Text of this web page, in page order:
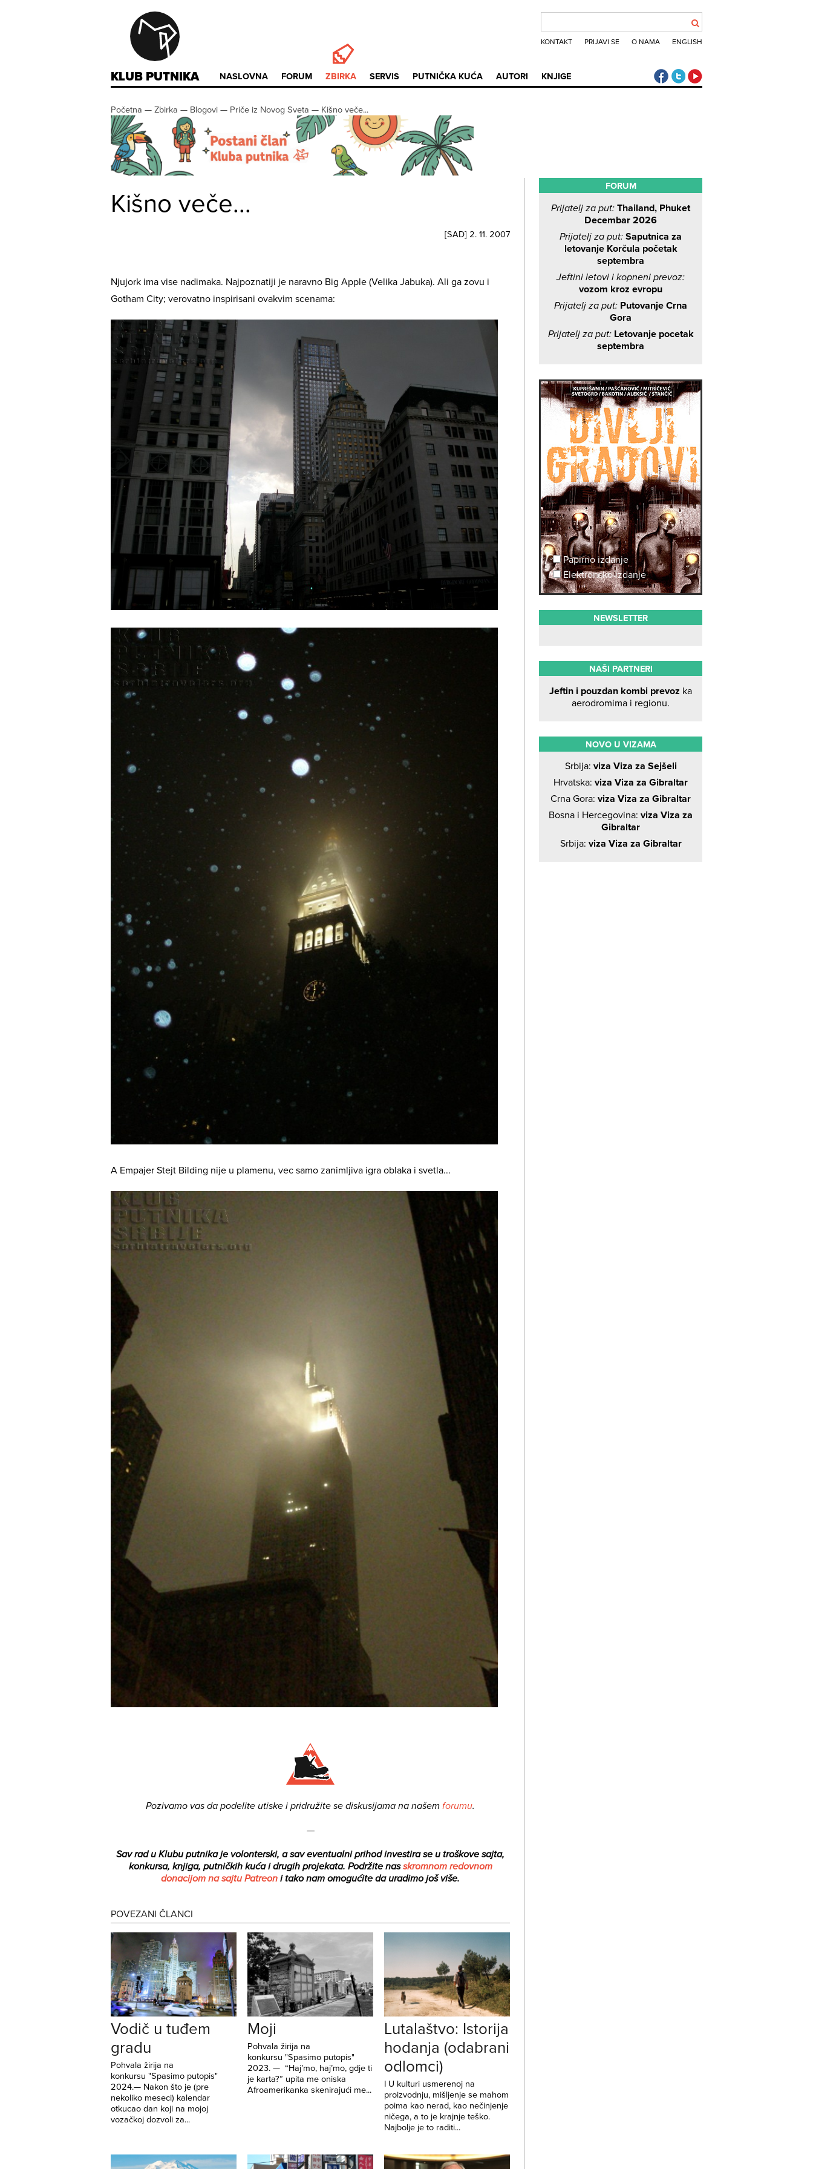
KLUB PUTNIKA
KONTAKT PRIJAVI SE O NAMA ENGLISH
NASLOVNA FORUM ZBIRKA SERVIS PUTNIČKA KUĆA AUTORI KNJIGE Klub putnika Facebook
Klub putnika Twitter
Početna — Zbirka — Blogovi — Priče iz Novog Sveta — Kišno veče...
Kišno veče...
[SAD] 2. 11. 2007
Njujork ima vise nadimaka. Najpoznatiji je naravno Big Apple (Velika Jabuka). Ali ga zovu i
Gotham City; verovatno inspirisani ovakvim scenama:
A Empajer Stejt Bilding nije u plamenu, vec samo zanimljiva igra oblaka i svetla...
Pozivamo vas da podelite utiske i pridružite se diskusijama na našem forumu.
—
Sav rad u Klubu putnika je volonterski, a sav eventualni prihod investira se u troškove sajta,
konkursa, knjiga, putničkih kuća i drugih projekata. Podržite nasskromnom redovnom
donacijom na sajtu Patreon i tako nam omogućite da uradimo još više.
POVEZANI ČLANCI
Vodič u tuđem
gradu
Pohvala žirija na
konkursu "Spasimo putopis"
2024.— Nakon što je (pre
nekoliko meseci) kalendar
otkucao dan koji na mojoj
vozačkoj dozvoli za...
Moji
Pohvala žirija na
konkursu "Spasimo putopis"
2023. — “Haj’mo, haj’mo, gdje ti
je karta?” upita me oniska
Afroamerikanka skenirajući me...
Lutalaštvo: Istorija
hodanja (odabrani
odlomci)
I U kulturi usmerenoj na
proizvodnju, mišljenje se mahom
poima kao nerad, kao nečinjenje
ničega, a to je krajnje teško.
Najbolje je to raditi...
FORUM
Prijatelj za put: Thailand, Phuket
Decembar 2026
Prijatelj za put: Saputnica za
letovanje Korčula početak
septembra
Jeftini letovi i kopneni prevoz:
vozom kroz evropu
Prijatelj za put: Putovanje Crna
Gora
Prijatelj za put: Letovanje pocetak
septembra
Papirno izdanje
Elektronsko izdanje
NEWSLETTER
NAŠI PARTNERI
Jeftin i pouzdan kombi prevoz ka
aerodromima i regionu.
NOVO U VIZAMA
Srbija: viza Viza za Sejšeli
Hrvatska: viza Viza za Gibraltar
Crna Gora: viza Viza za Gibraltar
Bosna i Hercegovina: viza Viza za
Gibraltar
Srbija: viza Viza za Gibraltar